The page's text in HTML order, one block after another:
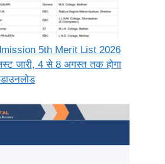
5th Merit List 2026
जारी, 4 से 8 अगस्त तक होगा